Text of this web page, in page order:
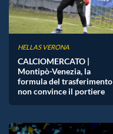
HELLAS VERONA
CALCIOMERCATO |
Montipò-Venezia, la
formula del trasferimento
non convince il portiere